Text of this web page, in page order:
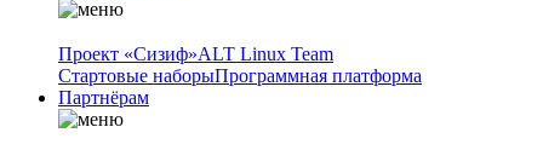
Проект «Сизиф»ALT Linux Team
Стартовые наборыПрограммная платформа
Партнёрам